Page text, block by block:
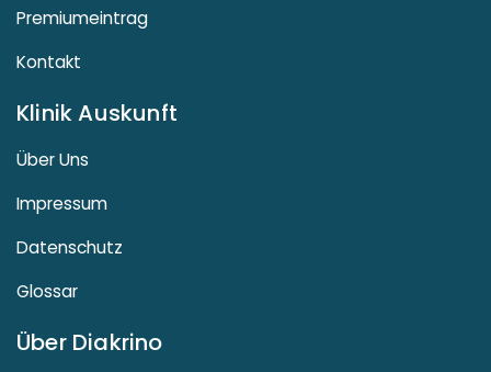
Premiumeintrag
Kontakt
Klinik Auskunft
Über Uns
Impressum
Datenschutz
Glossar
Über Diakrino